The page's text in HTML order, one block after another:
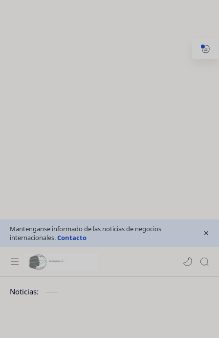
Mantenganse informado de las noticias de negocios
internacionales.Contacto
Noticias: